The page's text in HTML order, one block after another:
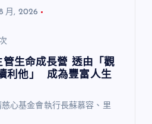
月, 2026
生命成長營 透由「觀
利他」 成為豐富人生
心基金會執行長蘇慕容、里